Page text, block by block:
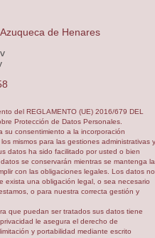
de Henares
del REGLAMENTO (UE) 2016/679 DEL
Protección de Datos Personales.
su consentimiento a la incorporación
mismos para las gestiones administrativas y
datos ha sido facilitado por usted o bien
se conservarán mientras se mantenga la
con las obligaciones legales. Los datos no
exista una obligación legal, o sea necesario
o para nuestra correcta gestión y
que puedan ser tratados sus datos tiene
le asegura el derecho de
y portabilidad mediante escrito